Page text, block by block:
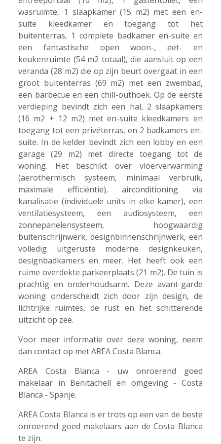
wasruimte, 1 slaapkamer (15 m2) met een en-
suite kleedkamer en toegang tot het
buitenterras, 1 complete badkamer en-suite en
een fantastische open woon-, eet- en
keukenruimte (54 m2 totaal), die aansluit op een
veranda (28 m2) die op zijn beurt overgaat in een
groot buitenterras (69 m2) met een zwembad,
een barbecue en een chill-outhoek. Op de eerste
verdieping bevindt zich een hal, 2 slaapkamers
(16 m2 + 12 m2) met en-suite kleedkamers en
toegang tot een privéterras, en 2 badkamers en-
suite. In de kelder bevindt zich een lobby en een
garage (29 m2) met directe toegang tot de
woning. Het beschikt over vloerverwarming
(aerothermisch systeem, minimaal verbruik,
maximale efficiëntie), airconditioning via
kanalisatie (individuele units in elke kamer), een
ventilatiesysteem, een audiosysteem, een
zonnepanelensysteem, hoogwaardig
buitenschrijnwerk, designbinnenschrijnwerk, een
volledig uitgeruste moderne designkeuken,
designbadkamers en meer. Het heeft ook een
ruime overdekte parkeerplaats (21 m2). De tuin is
prachtig en onderhoudsarm. Deze avant-garde
woning onderscheidt zich door zijn design, de
lichtrijke ruimtes, de rust en het schitterende
uitzicht op zee.
Voor meer informatie over deze woning, neem
dan contact op met AREA Costa Blanca.
AREA Costa Blanca - uw onroerend goed
makelaar in Benitachell en omgeving - Costa
Blanca - Spanje.
AREA Costa Blanca is er trots op een van de beste
onroerend goed makelaars aan de Costa Blanca
te zijn.